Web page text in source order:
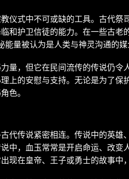
仪式中不可或缺的工具。古代祭
和护卫信徒的能力。在一些古老
能量被认为是人类与神灵沟通的媒
量，但它在民间流传的传说仍令
上的安慰与支持。无论是为了保
色。
代传说紧密相连。传说中的英雄
中，血玉常常是开启命运、改变
现在皇帝、王子或勇士的故事中